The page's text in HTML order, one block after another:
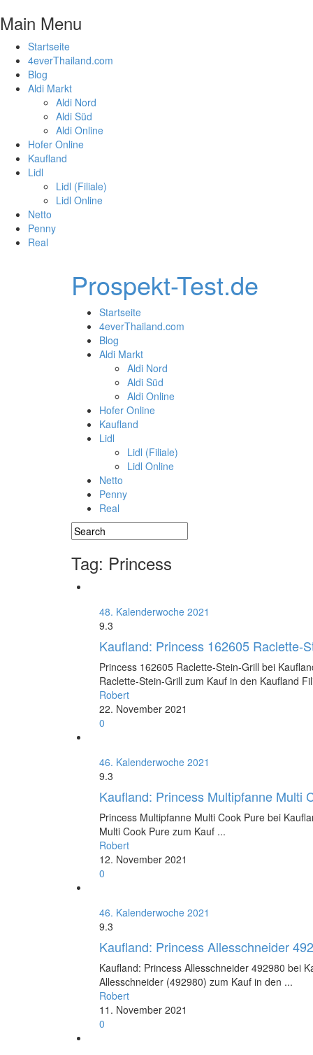
Main Menu
Startseite
4everThailand.com
Blog
Aldi Markt
Aldi Nord
Aldi Süd
Aldi Online
Hofer Online
Kaufland
Lidl
Lidl (Filiale)
Lidl Online
Netto
Penny
Real
Prospekt-Test.de
Startseite
4everThailand.com
Blog
Aldi Markt
Aldi Nord
Aldi Süd
Aldi Online
Hofer Online
Kaufland
Lidl
Lidl (Filiale)
Lidl Online
Netto
Penny
Real
Tag: Princess
48. Kalenderwoche 2021
9.3
Kaufland: Princess 162605 Raclette-
Princess 162605 Raclette-Stein-Grill bei
Raclette-Stein-Grill zum Kauf in den Kaufland
Robert
22. November 2021
0
46. Kalenderwoche 2021
9.3
Kaufland: Princess Multipfanne Multi
Princess Multipfanne Multi Cook Pure bei
Multi Cook Pure zum Kauf ...
Robert
12. November 2021
0
46. Kalenderwoche 2021
9.3
Kaufland: Princess Allesschneider
Kaufland: Princess Allesschneider 492980 bei
Allesschneider (492980) zum Kauf in den ...
Robert
11. November 2021
0